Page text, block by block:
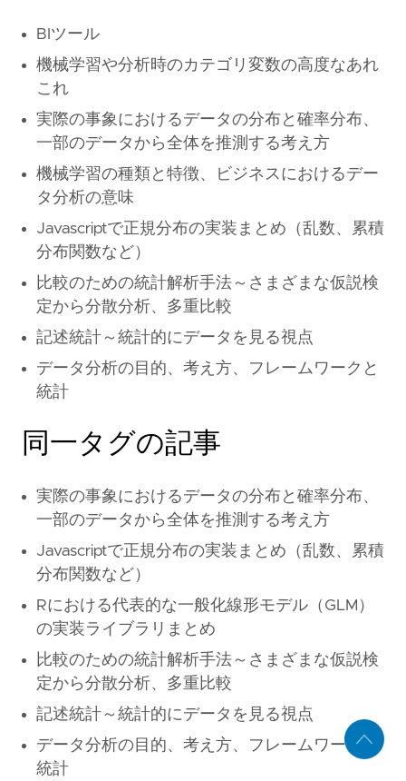
BIツール
機械学習や分析時のカテゴリ変数の高度なあれ
これ
実際の事象におけるデータの分布と確率分布、
一部のデータから全体を推測する考え方
機械学習の種類と特徴、ビジネスにおけるデー
タ分析の意味
Javascriptで正規分布の実装まとめ（乱数、累積
分布関数など）
比較のための統計解析手法～さまざまな仮説検
定から分散分析、多重比較
記述統計～統計的にデータを見る視点
データ分析の目的、考え方、フレームワークと
統計
同一タグの記事
実際の事象におけるデータの分布と確率分布、
一部のデータから全体を推測する考え方
Javascriptで正規分布の実装まとめ（乱数、累積
分布関数など）
Rにおける代表的な一般化線形モデル（GLM）
の実装ライブラリまとめ
比較のための統計解析手法～さまざまな仮説検
定から分散分析、多重比較
記述統計～統計的にデータを見る視点
データ分析の目的、考え方、フレームワークと
統計